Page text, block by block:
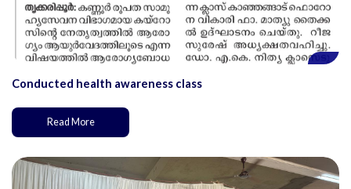
Conducted health awareness class
Read More